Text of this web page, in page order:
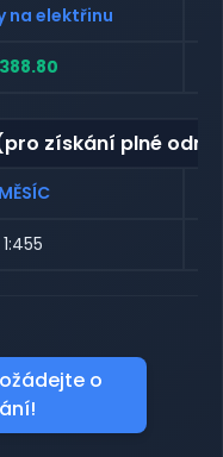
na elektřinu
získání plné
MĚSÍC
1:455
o